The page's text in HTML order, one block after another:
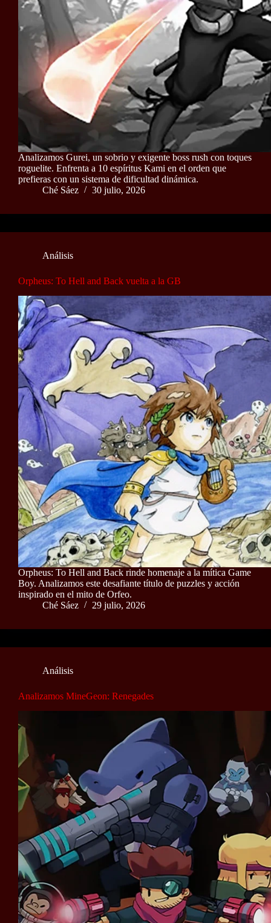
Analizamos Gurei, un sobrio y exigente boss rush con toques
roguelite. Enfrenta a 10 espíritus Kami en el orden que
prefieras con un sistema de dificultad dinámica.
Ché Sáez
30 julio, 2026
Análisis
Orpheus: To Hell and Back vuelta a la GB
Orpheus: To Hell and Back rinde homenaje a la mítica Game
Boy. Analizamos este desafiante título de puzzles y acción
inspirado en el mito de Orfeo.
Ché Sáez
29 julio, 2026
Análisis
Analizamos MineGeon: Renegades